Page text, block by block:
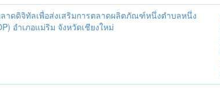
าดดิจิทัลเพื่อส่งเสริมการตลาดผลิตภัณฑ์หนึ่งตำบลหนึ่ง
อำเภอแม่ริม จังหวัดเชียงใหม่